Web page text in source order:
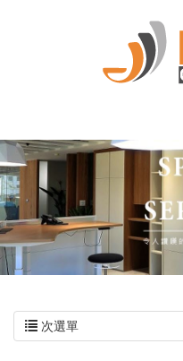
次選單